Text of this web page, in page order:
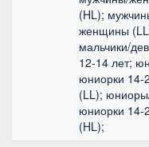
(HL);
женщины
мальчики/
12-14 лет;
юниорки 14-
(LL);
юниорки 14-
(HL);